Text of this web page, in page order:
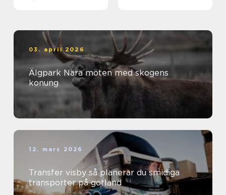
03. april 2026
Älgpark Nära möten med skogens
konung
12. mars 2026
Transfer visby så planerar du smidiga
transporter på gotland